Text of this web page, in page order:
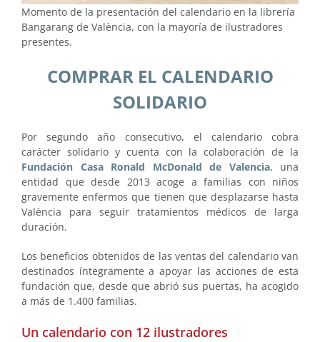
Momento de la presentación del calendario en la librería
Bangarang de València, con la mayoría de ilustradores
presentes.
COMPRAR EL CALENDARIO
SOLIDARIO
Por segundo año consecutivo, el calendario cobra
carácter solidario y cuenta con la colaboración de la
Fundación Casa Ronald McDonald de Valencia, una
entidad que desde 2013 acoge a familias con niños
gravemente enfermos que tienen que desplazarse hasta
València para seguir tratamientos médicos de larga
duración.
Los beneficios obtenidos de las ventas del calendario van
destinados íntegramente a apoyar las acciones de esta
fundación que, desde que abrió sus puertas, ha acogido
a más de 1.400 familias.
Un calendario con 12 ilustradores